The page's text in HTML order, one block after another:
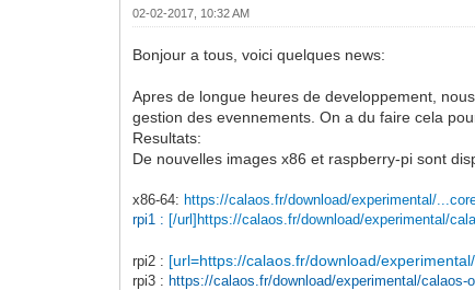
02-02-2017, 10:32 AM
Bonjour a tous, voici quelques news:
Apres de longue heures de developpement,
gestion des evennements. On a du faire cela
Resultats:
De nouvelles images x86 et raspberry-pi sont
x86-64: https://calaos.fr/download/experimental/
rpi1 : [/url]https://calaos.fr/download/experimental/
rpi2 : [url=https://calaos.fr/download/
rpi3 : https://calaos.fr/download/experimental/calaos-